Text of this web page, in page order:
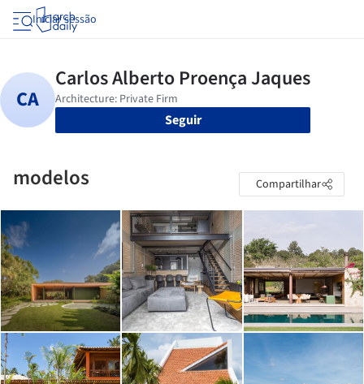
Iniciar sessão
Seguir
modelos Compartilhar